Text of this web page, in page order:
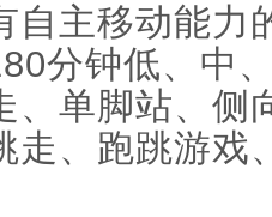
主移动能力
分钟低、中
、单脚站、侧
走、跑跳游戏